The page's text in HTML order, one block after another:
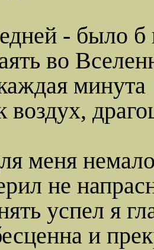
- было б
во
минута
воздух,
меня
не
успел я
и